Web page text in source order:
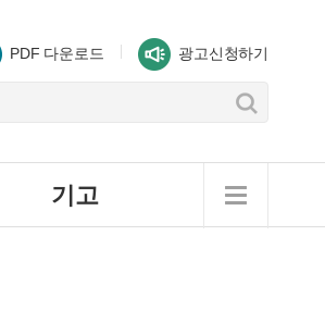
PDF 다운로드 광고신청하기
기고